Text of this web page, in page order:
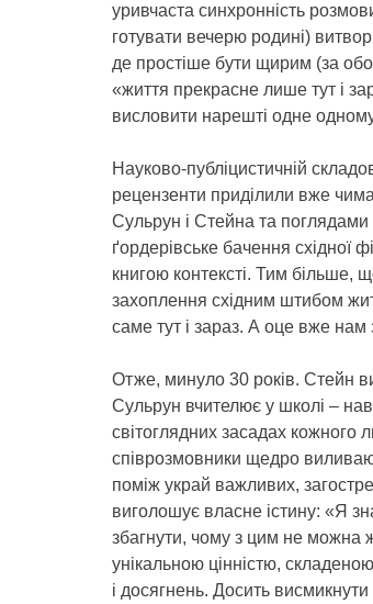
уривчаста синхронність
готувати вечерю родині)
де простіше бути щирим (за
«життя прекрасне лише тут і
висловити нарешті одне
Науково-публіцистичній
рецензенти приділили вже
Сульрун і Стейна та поглядами
ґордерівське бачення східної
книгою контексті. Тим більше,
захоплення східним штибом
саме тут і зараз. А оце вже
Отже, минуло 30 років. Стейн
Сульрун вчителює у школі –
світоглядних засадах
співрозмовники щедро
поміж украй важливих,
виголошує власне істину: «Я
збагнути, чому з цим не можна
унікальною цінністю,
і досягнень. Досить